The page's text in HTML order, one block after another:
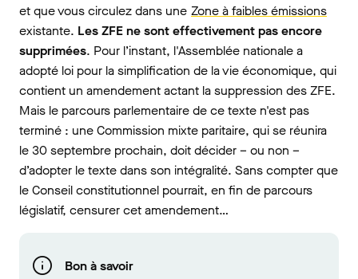
et que vous circulez dans une Zone à faibles émissions
existante. Les ZFE ne sont effectivement pas encore
supprimées. Pour l’instant, l'Assemblée nationale a
adopté loi pour la simplification de la vie économique, qui
contient un amendement actant la suppression des ZFE.
Mais le parcours parlementaire de ce texte n'est pas
terminé : une Commission mixte paritaire, qui se réunira
le 30 septembre prochain, doit décider – ou non –
d’adopter le texte dans son intégralité. Sans compter que
le Conseil constitutionnel pourrait, en fin de parcours
législatif, censurer cet amendement…
Bon à savoir